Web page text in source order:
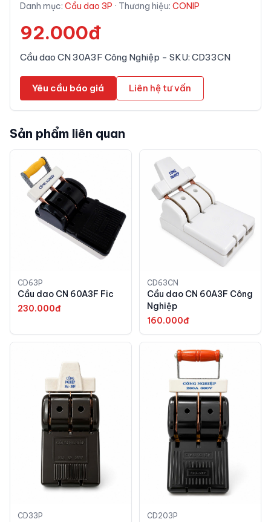
Danh mục: Cầu dao 3P · Thương hiệu: CONIP
92.000đ
Cầu dao CN 30A3F Công Nghiệp - SKU: CD33CN
Yêu cầu báo giá Liên hệ tư vấn
Sản phẩm liên quan
CD63P
Cầu dao CN 60A3F Fic
230.000đ
CD63CN
Cầu dao CN 60A3F Công
Nghiệp
160.000đ
CD33P CD203P